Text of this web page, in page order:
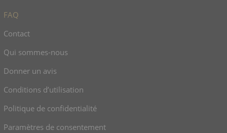
FAQ
Contact
Qui sommes-nous
Donner un avis
Conditions d’utilisation
Politique de confidentialité
Paramètres de consentement